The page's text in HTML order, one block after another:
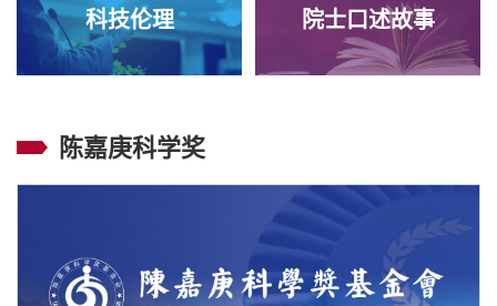
科技伦理 院士口述故事
陈嘉庚科学奖